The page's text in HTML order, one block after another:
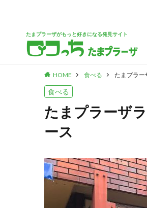
たまプラーザがもっと好きになる発見サイト
HOME 食べる たまプラ
食べる
たまプラーザ
ース